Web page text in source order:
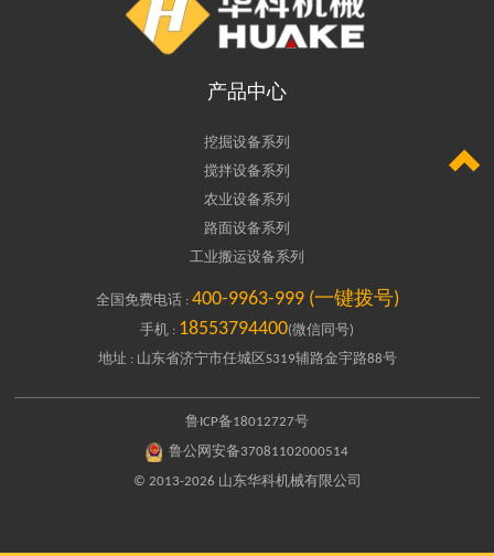
产品中心
挖掘设备系列
搅拌设备系列
农业设备系列
路面设备系列
工业搬运设备系列
全国免费电话 : 400-9963-999 (一键拨号)
手机 : 18553794400(微信同号)
地址 : 山东省济宁市任城区S319辅路金宇路88号
鲁ICP备18012727号
鲁公网安备37081102000514
© 2013-2026 山东华科机械有限公司
